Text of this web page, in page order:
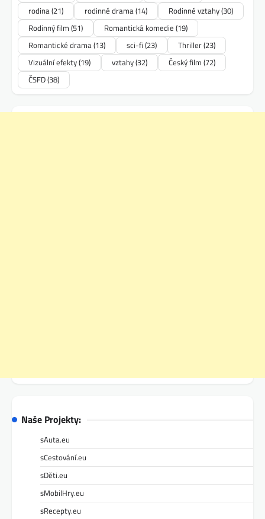
rodina(21) rodinné drama(14) Rodinné vztahy(30)
Rodinný film (51) Romantická komedie (19)
Romantické drama(13) sci-fi (23) Thriller(23)
Vizuální efekty(19) vztahy(32) Český film (72)
ČSFD(38)
Naše Projekty:
sAuta.eu
sCestování.eu
sDěti.eu
sMobilHry.eu
sRecepty.eu